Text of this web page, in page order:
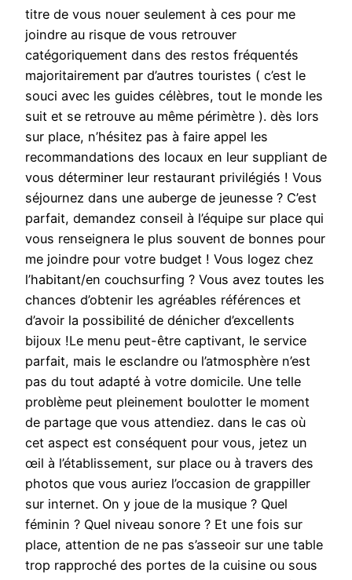
titre de vous nouer seulement à ces pour me
joindre au risque de vous retrouver
catégoriquement dans des restos fréquentés
majoritairement par d’autres touristes ( c’est le
souci avec les guides célèbres, tout le monde les
suit et se retrouve au même périmètre ). dès lors
sur place, n’hésitez pas à faire appel les
recommandations des locaux en leur suppliant de
vous déterminer leur restaurant privilégiés ! Vous
séjournez dans une auberge de jeunesse ? C’est
parfait, demandez conseil à l’équipe sur place qui
vous renseignera le plus souvent de bonnes pour
me joindre pour votre budget ! Vous logez chez
l’habitant/en couchsurfing ? Vous avez toutes les
chances d’obtenir les agréables références et
d’avoir la possibilité de dénicher d’excellents
bijoux !Le menu peut-être captivant, le service
parfait, mais le esclandre ou l’atmosphère n’est
pas du tout adapté à votre domicile. Une telle
problème peut pleinement boulotter le moment
de partage que vous attendiez. dans le cas où
cet aspect est conséquent pour vous, jetez un
œil à l’établissement, sur place ou à travers des
photos que vous auriez l’occasion de grappiller
sur internet. On y joue de la musique ? Quel
féminin ? Quel niveau sonore ? Et une fois sur
place, attention de ne pas s’asseoir sur une table
trop rapproché des portes de la cuisine ou sous